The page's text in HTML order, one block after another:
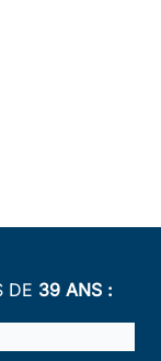
DE 39 ANS :